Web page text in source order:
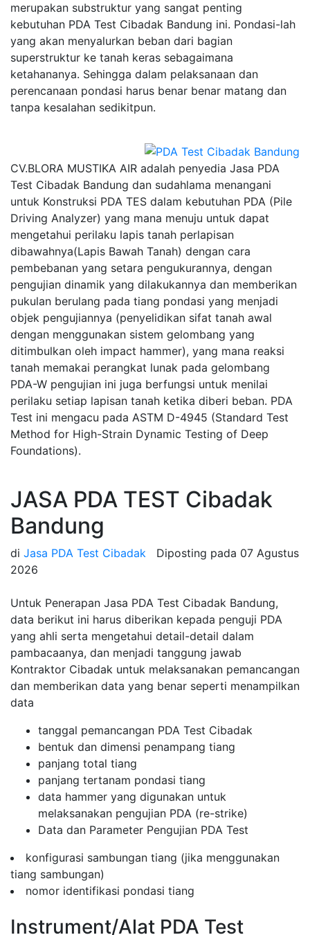
merupakan substruktur yang sangat penting
kebutuhan PDA Test Cibadak Bandung ini. Pondasi-lah
yang akan menyalurkan beban dari bagian
superstruktur ke tanah keras sebagaimana
ketahananya. Sehingga dalam pelaksanaan dan
perencanaan pondasi harus benar benar matang dan
tanpa kesalahan sedikitpun.
CV.BLORA MUSTIKA AIR adalah penyedia Jasa PDA
Test Cibadak Bandung dan sudahlama menangani
untuk Konstruksi PDA TES dalam kebutuhan PDA (Pile
Driving Analyzer) yang mana menuju untuk dapat
mengetahui perilaku lapis tanah perlapisan
dibawahnya(Lapis Bawah Tanah) dengan cara
pembebanan yang setara pengukurannya, dengan
pengujian dinamik yang dilakukannya dan memberikan
pukulan berulang pada tiang pondasi yang menjadi
objek pengujiannya (penyelidikan sifat tanah awal
dengan menggunakan sistem gelombang yang
ditimbulkan oleh impact hammer), yang mana reaksi
tanah memakai perangkat lunak pada gelombang
PDA-W pengujian ini juga berfungsi untuk menilai
perilaku setiap lapisan tanah ketika diberi beban. PDA
Test ini mengacu pada ASTM D-4945 (Standard Test
Method for High-Strain Dynamic Testing of Deep
Foundations).
JASA PDA TEST Cibadak
Bandung
di Jasa PDA Test Cibadak Diposting pada 07 Agustus
2026
Untuk Penerapan Jasa PDA Test Cibadak Bandung,
data berikut ini harus diberikan kepada penguji PDA
yang ahli serta mengetahui detail-detail dalam
pambacaanya, dan menjadi tanggung jawab
Kontraktor Cibadak untuk melaksanakan pemancangan
dan memberikan data yang benar seperti menampilkan
data
tanggal pemancangan PDA Test Cibadak
bentuk dan dimensi penampang tiang
panjang total tiang
panjang tertanam pondasi tiang
data hammer yang digunakan untuk
melaksanakan pengujian PDA (re-strike)
Data dan Parameter Pengujian PDA Test
konfigurasi sambungan tiang (jika menggunakan
tiang sambungan)
nomor identifikasi pondasi tiang
Instrument/Alat PDA Test